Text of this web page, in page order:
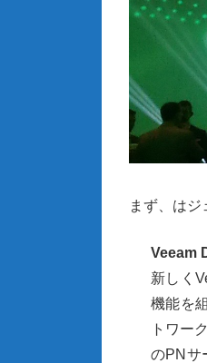
まず、は
Veeam
新しく
機能を
トワー
のPN サ